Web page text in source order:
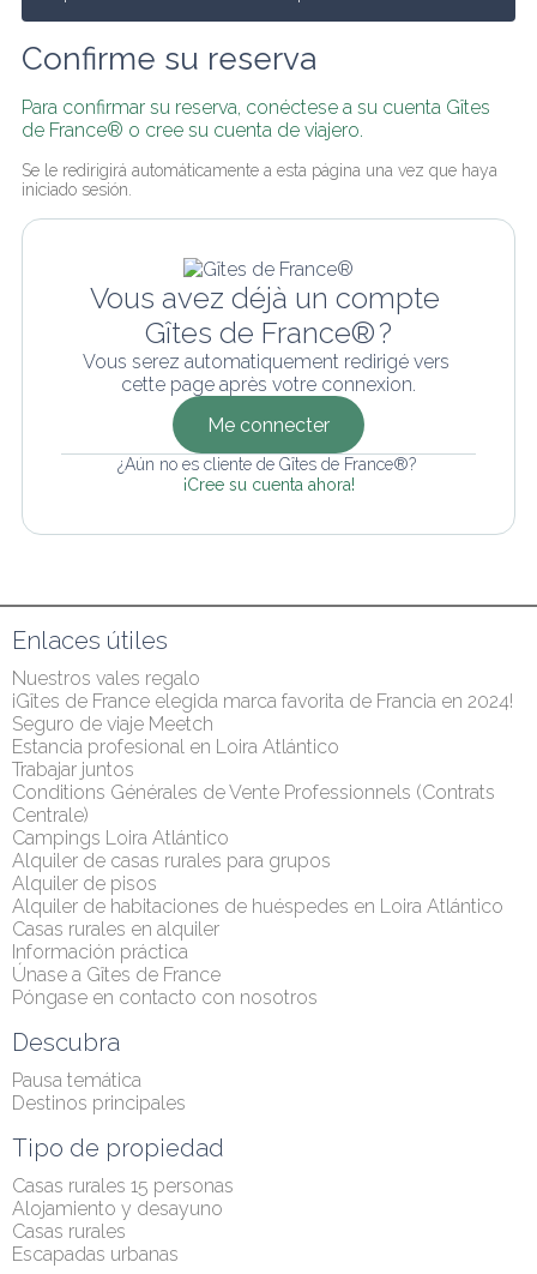
Confirme su reserva
Para confirmar su reserva, conéctese a su cuenta Gîtes
de France® o cree su cuenta de viajero.
Se le redirigirá automáticamente a esta página una vez que haya
iniciado sesión.
Vous avez déjà un compte
Gîtes de France® ?
Vous serez automatiquement redirigé vers
cette page après votre connexion.
Me connecter
¿Aún no es cliente de Gîtes de France®?
¡Cree su cuenta ahora!
Enlaces útiles
Nuestros vales regalo
¡Gîtes de France elegida marca favorita de Francia en 2024!
Seguro de viaje Meetch
Estancia profesional en Loira Atlántico
Trabajar juntos
Conditions Générales de Vente Professionnels (Contrats
Centrale)
Campings Loira Atlántico
Alquiler de casas rurales para grupos
Alquiler de pisos
Alquiler de habitaciones de huéspedes en Loira Atlántico
Casas rurales en alquiler
Información práctica
Únase a Gîtes de France
Póngase en contacto con nosotros
Descubra
Pausa temática
Destinos principales
Tipo de propiedad
Casas rurales 15 personas
Alojamiento y desayuno
Casas rurales
Escapadas urbanas